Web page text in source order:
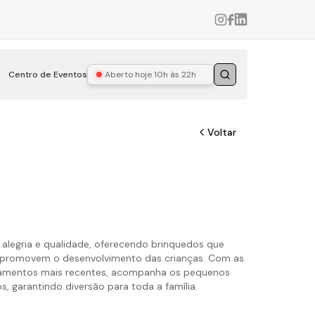
Centro de Eventos Aberto hoje10h às 22h Buscar
Voltar
e qualidade, oferecendo brinquedos que
o desenvolvimento das crianças. Com as
mais recentes, acompanha os pequenos
garantindo diversão para toda a família.